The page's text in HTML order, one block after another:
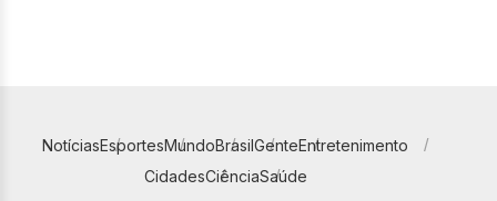
NotíciasEsportesMundoBrasilGenteEntretenimento
CidadesCiênciaSaúde